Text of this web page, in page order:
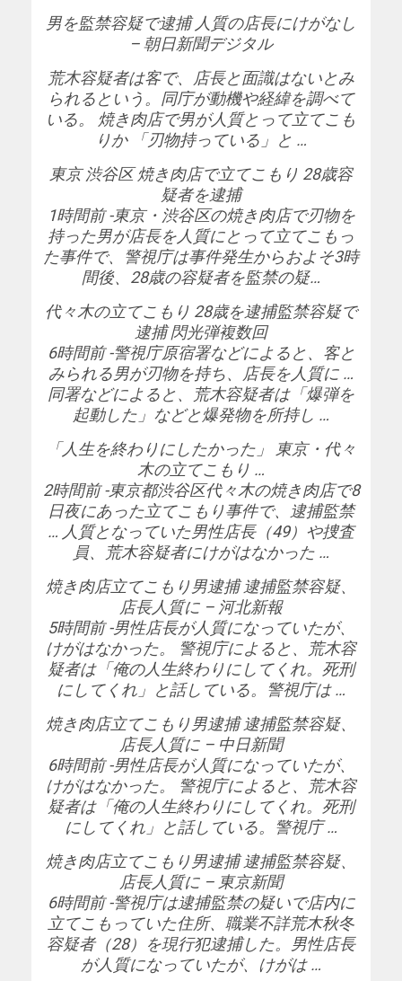
男を監禁容疑で逮捕 人質の店長にけがなし
– 朝日新聞デジタル
荒木容疑者は客で、店長と面識はないとみ
られるという。同庁が動機や経緯を調べて
いる。 焼き肉店で男が人質とって立てこも
りか 「刃物持っている」と …
東京 渋谷区 焼き肉店で立てこもり 28歳容
疑者を逮捕
1時間前 -東京・渋谷区の焼き肉店で刃物を
持った男が店長を人質にとって立てこもっ
た事件で、警視庁は事件発生からおよそ3時
間後、28歳の容疑者を監禁の疑…
代々木の立てこもり 28歳を逮捕監禁容疑で
逮捕 閃光弾複数回
6時間前 -警視庁原宿署などによると、客と
みられる男が刃物を持ち、店長を人質に …
同署などによると、荒木容疑者は「爆弾を
起動した」などと爆発物を所持し …
「人生を終わりにしたかった」 東京・代々
木の立てこもり …
2時間前 -東京都渋谷区代々木の焼き肉店で8
日夜にあった立てこもり事件で、逮捕監禁
… 人質となっていた男性店長（49）や捜査
員、荒木容疑者にけがはなかった …
焼き肉店立てこもり男逮捕 逮捕監禁容疑、
店長人質に – 河北新報
5時間前 -男性店長が人質になっていたが、
けがはなかった。 警視庁によると、荒木容
疑者は「俺の人生終わりにしてくれ。死刑
にしてくれ」と話している。警視庁は …
焼き肉店立てこもり男逮捕 逮捕監禁容疑、
店長人質に – 中日新聞
6時間前 -男性店長が人質になっていたが、
けがはなかった。 警視庁によると、荒木容
疑者は「俺の人生終わりにしてくれ。死刑
にしてくれ」と話している。警視庁 …
焼き肉店立てこもり男逮捕 逮捕監禁容疑、
店長人質に – 東京新聞
6時間前 -警視庁は逮捕監禁の疑いで店内に
立てこもっていた住所、職業不詳荒木秋冬
容疑者（28）を現行犯逮捕した。男性店長
が人質になっていたが、けがは …